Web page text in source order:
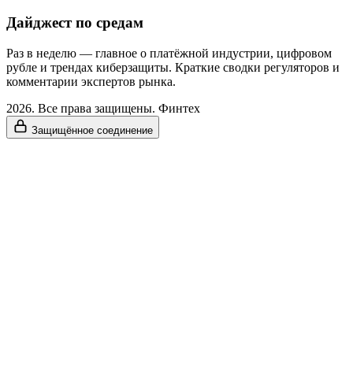
Дайджест по средам
Раз в неделю — главное о платёжной индустрии, цифровом
рубле и трендах киберзащиты. Краткие сводки регуляторов и
комментарии экспертов рынка.
2026. Все права защищены. Финтех
Защищённое соединение